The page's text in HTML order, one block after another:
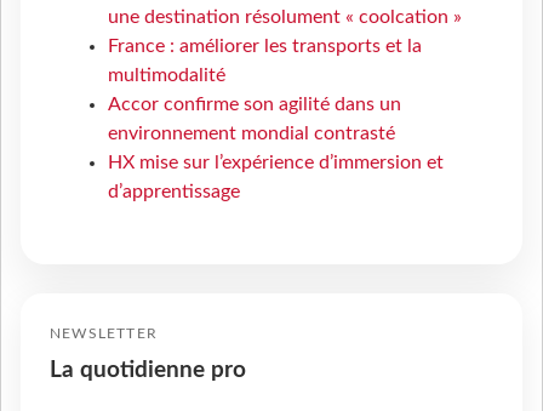
une destination résolument « coolcation »
France : améliorer les transports et la
multimodalité
Accor confirme son agilité dans un
environnement mondial contrasté
HX mise sur l’expérience d’immersion et
d’apprentissage
NEWSLETTER
La quotidienne pro